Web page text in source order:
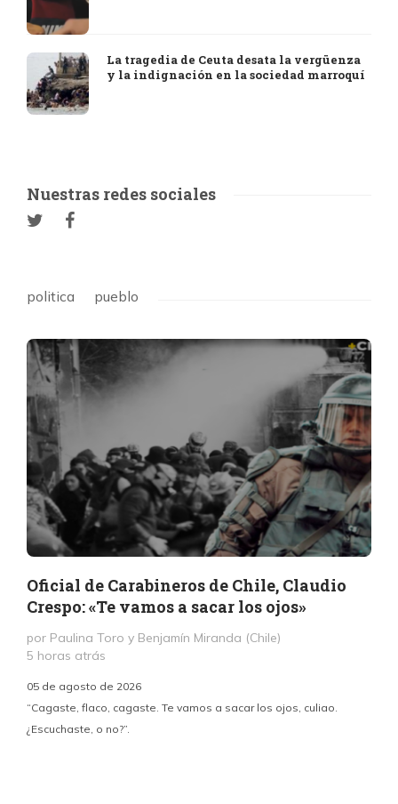
La tragedia de Ceuta desata la vergüenza
y la indignación en la sociedad marroquí
Nuestras redes sociales
politica pueblo
Oficial de Carabineros de Chile, Claudio
Crespo: «Te vamos a sacar los ojos»
por Paulina Toro y Benjamín Miranda (Chile)
5 horas atrás
05 de agosto de 2026
“Cagaste, flaco, cagaste. Te vamos a sacar los ojos, culiao.
¿Escuchaste, o no?”.